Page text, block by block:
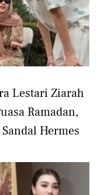
Lestari Ziarah
Ramadan,
Hermes